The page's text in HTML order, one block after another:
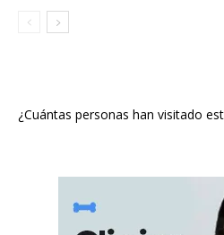
¿Cuántas personas han visitado